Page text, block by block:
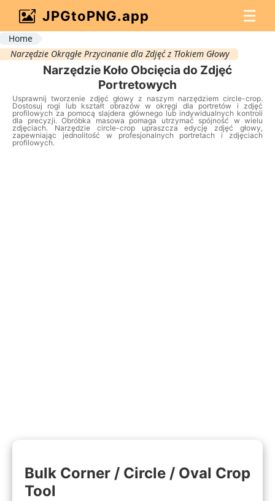
JPGtoPNG.app ☰
Home
Narzędzie Okrągłe Przycinanie dla Zdjęć z Tłokiem Głowy
Narzędzie Koło Obcięcia do Zdjęć
Portretowych
Usprawnij tworzenie zdjęć głowy z naszym narzędziem circle-crop.
Dostosuj rogi lub kształt obrazów w okręgi dla portretów i zdjęć
profilowych za pomocą slajdera głównego lub indywidualnych kontroli
dla precyzji. Obróbka masowa pomaga utrzymać spójność w wielu
zdjęciach. Narzędzie circle-crop upraszcza edycję zdjęć głowy,
zapewniając jednolitość w profesjonalnych portretach i zdjęciach
profilowych.
Bulk Corner / Circle / Oval Crop
Tool